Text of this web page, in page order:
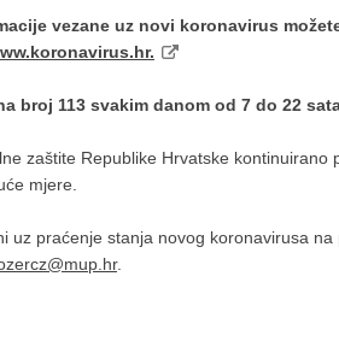
vezane uz novi koronavirus
broj 113 svakim danom od 7 do 22
zaštite Republike Hrvatske
mjere.
uz praćenje stanja novog koronavirusa
.